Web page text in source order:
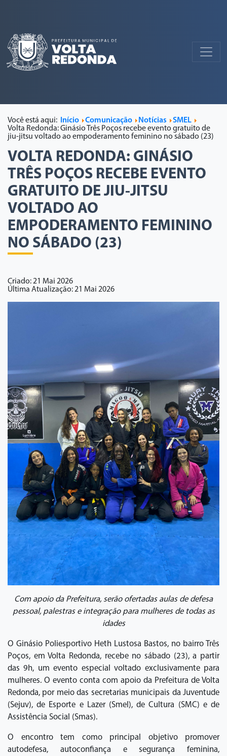
Você está aqui: Início Comunicação Notícias
SMEL
Volta Redonda: Ginásio Três Poços recebe evento gratuito de
jiu-jitsu voltado ao empoderamento feminino no sábado (23)
VOLTA REDONDA: GINÁSIO
TRÊS POÇOS RECEBE EVENTO
GRATUITO DE JIU-JITSU
VOLTADO AO
EMPODERAMENTO FEMININO
NO SÁBADO (23)
Criado: 21 Mai 2026
Última Atualização: 21 Mai 2026
Com apoio da Prefeitura, serão ofertadas aulas de defesa
pessoal, palestras e integração para mulheres de todas as
idades
O Ginásio Poliesportivo Heth Lustosa Bastos, no bairro Três
Poços, em Volta Redonda, recebe no sábado (23), a partir
das 9h, um evento especial voltado exclusivamente para
mulheres. O evento conta com apoio da Prefeitura de Volta
Redonda, por meio das secretarias municipais da Juventude
(Sejuv), de Esporte e Lazer (Smel), de Cultura (SMC) e de
Assistência Social (Smas).
O encontro tem como principal objetivo promover
autodefesa, autoconfiança e segurança feminina,